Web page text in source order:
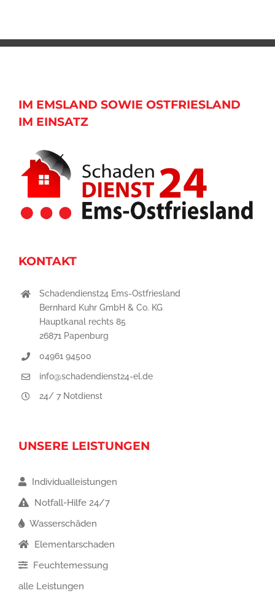
IM EMSLAND SOWIE OSTFRIESLAND
IM EINSATZ
KONTAKT
Schadendienst24 Ems-Ostfriesland
Bernhard Kuhr GmbH & Co. KG
Hauptkanal rechts 85
26871 Papenburg
04961 94500
info@schadendienst24-el.de
24/ 7 Notdienst
UNSERE LEISTUNGEN
Individualleistungen
Notfall-Hilfe 24/7
Wasserschäden
Elementarschaden
Feuchtemessung
alle Leistungen